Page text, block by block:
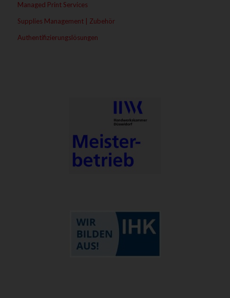
Managed Print Services
Supplies Management | Zubehör
Authentifizierungslösungen